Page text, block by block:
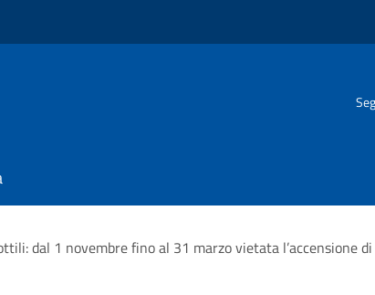
dal 1 novembre fino al 31 marzo vietata l’accensione